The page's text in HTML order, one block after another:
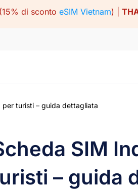
di sconto eSIM Vietnam) |
turisti – guida dettagliata
SIM
– guida